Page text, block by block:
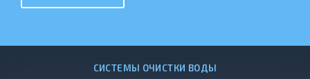
СИСТЕМЫ ОЧИСТКИ ВОДЫ